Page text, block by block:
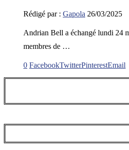
Rédigé par : Gapola 26/03/2025
Andrian Bell a échangé lundi 24
membres de …
0 FacebookTwitterPinterestEmail